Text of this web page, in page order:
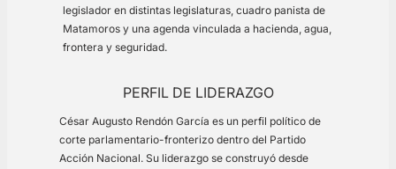
legislador en distintas legislaturas, cuadro panista de
Matamoros y una agenda vinculada a hacienda, agua,
frontera y seguridad.
PERFIL DE LIDERAZGO
César Augusto Rendón García es un perfil político de
corte parlamentario-fronterizo dentro del Partido
Acción Nacional. Su liderazgo se construyó desde